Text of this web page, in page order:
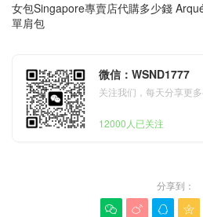
女包Singapore專賣店代購多少錢
單肩包
微信：WSND1777
关注我们，每天分享更
12000人已关注
分享到：
   